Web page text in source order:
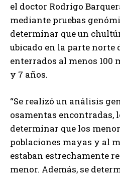
el doctor Rodrigo
mediante pruebas
determinar que un
ubicado en la parte norte
enterrados al menos 100
y 7 años.
“Se realizó un análisis
osamentas encontradas,
determinar que los
poblaciones mayas y al
estaban estrechamente
menor. Además, se